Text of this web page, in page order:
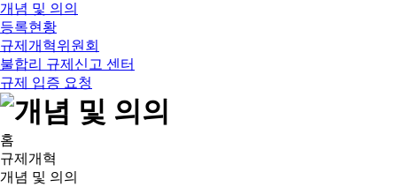
개념 및 의의
등록현황
규제개혁위원회
불합리 규제신고 센터
규제 입증 요청
홈
규제개혁
개념 및 의의